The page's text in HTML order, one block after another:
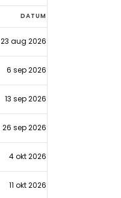
DATUM
23 aug 2026
6 sep 2026
13 sep 2026
26 sep 2026
4 okt 2026
11 okt 2026